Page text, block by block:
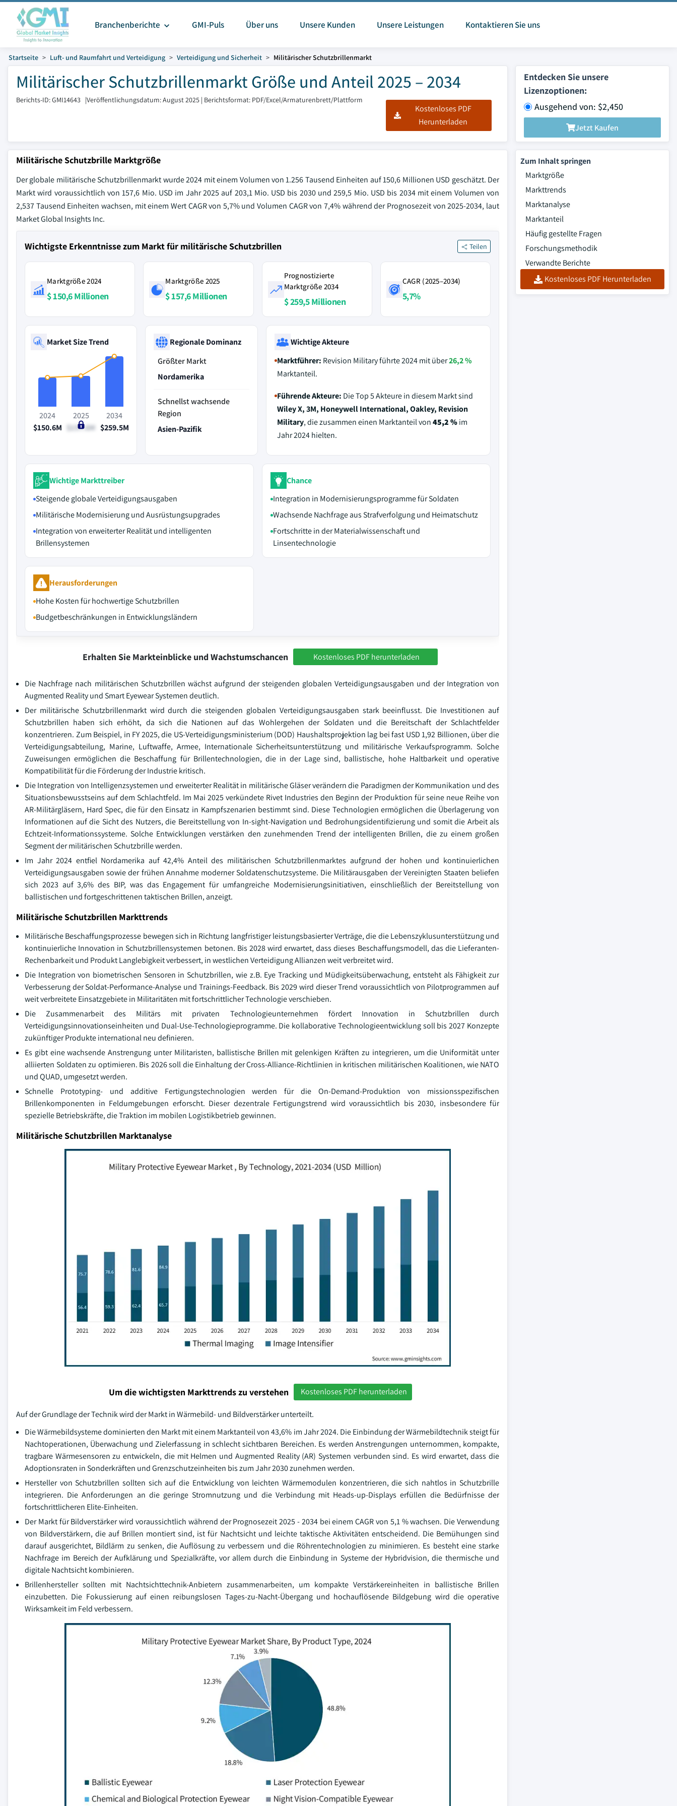
Branchenberichte GMI-Puls Über uns Unsere Kunden Unsere Leistungen Kontaktieren Sie uns
Startseite Luft- und Raumfahrt und Verteidigung Verteidigung und Sicherheit Militärischer Schutzbrillenmarkt
Militärischer Schutzbrillenmarkt Größe und Anteil 2025 – 2034
Berichts-ID: GMI14643 |Veröffentlichungsdatum: August 2025 | Berichtsformat: PDF/Excel/Armaturenbrett/Plattform
Kostenloses PDF
Herunterladen
Entdecken Sie unsere
Lizenzoptionen:
Ausgehend von: $2,450
Jetzt Kaufen
Militärische Schutzbrille Marktgröße
Der globale militärische Schutzbrillenmarkt wurde 2024 mit einem Volumen von 1.256 Tausend Einheiten auf 150,6 Millionen USD geschätzt. Der
Markt wird voraussichtlich von 157,6 Mio. USD im Jahr 2025 auf 203,1 Mio. USD bis 2030 und 259,5 Mio. USD bis 2034 mit einem Volumen von
2,537 Tausend Einheiten wachsen, mit einem Wert CAGR von 5,7% und Volumen CAGR von 7,4% während der Prognosezeit von 2025-2034, laut
Market Global Insights Inc.
Wichtigste Erkenntnisse zum Markt für militärische Schutzbrillen Teilen
Marktgröße 2024
$ 150,6 Millionen
Marktgröße 2025
$ 157,6 Millionen
Prognostizierte
Marktgröße 2034
$ 259,5 Millionen
CAGR (2025–2034)
5,7%
Market Size Trend
2024
$150.6M
2025
$157.6M
2034
$259.5M
Regionale Dominanz
Größter Markt
Nordamerika
Schnellst wachsende
Region
Asien-Pazifik
Wichtige Akteure
Marktführer: Revision Military führte 2024 mit über26,2 %
Marktanteil.
Führende Akteure: Die Top 5 Akteure in diesem Markt sind
Wiley X, 3M, Honeywell International, Oakley, Revision
Military, die zusammen einen Marktanteil von45,2 %im
Jahr 2024 hielten.
Wichtige Markttreiber
Steigende globale Verteidigungsausgaben
Militärische Modernisierung und Ausrüstungsupgrades
Integration von erweiterter Realität und intelligenten
Brillensystemen
Chance
Integration in Modernisierungsprogramme für Soldaten
Wachsende Nachfrage aus Strafverfolgung und Heimatschutz
Fortschritte in der Materialwissenschaft und
Linsentechnologie
Herausforderungen
Hohe Kosten für hochwertige Schutzbrillen
Budgetbeschränkungen in Entwicklungsländern
Erhalten Sie Markteinblicke und Wachstumschancen Kostenloses PDF herunterladen
Die Nachfrage nach militärischen Schutzbrillen wächst aufgrund der steigenden globalen Verteidigungsausgaben und der Integration von
Augmented Reality und Smart Eyewear Systemen deutlich.
Der militärische Schutzbrillenmarkt wird durch die steigenden globalen Verteidigungsausgaben stark beeinflusst. Die Investitionen auf
Schutzbrillen haben sich erhöht, da sich die Nationen auf das Wohlergehen der Soldaten und die Bereitschaft der Schlachtfelder
konzentrieren. Zum Beispiel, in FY 2025, die US-Verteidigungsministerium (DOD) Haushaltsprojektion lag bei fast USD 1,92 Billionen, über die
Verteidigungsabteilung, Marine, Luftwaffe, Armee, Internationale Sicherheitsunterstützung und militärische Verkaufsprogramm. Solche
Zuweisungen ermöglichen die Beschaffung für Brillentechnologien, die in der Lage sind, ballistische, hohe Haltbarkeit und operative
Kompatibilität für die Förderung der Industrie kritisch.
Die Integration von Intelligenzsystemen und erweiterter Realität in militärische Gläser verändern die Paradigmen der Kommunikation und des
Situationsbewusstseins auf dem Schlachtfeld. Im Mai 2025 verkündete Rivet Industries den Beginn der Produktion für seine neue Reihe von
AR-Militärgläsern, Hard Spec, die für den Einsatz in Kampfszenarien bestimmt sind. Diese Technologien ermöglichen die Überlagerung von
Informationen auf die Sicht des Nutzers, die Bereitstellung von In-sight-Navigation und Bedrohungsidentifizierung und somit die Arbeit als
Echtzeit-Informationssysteme. Solche Entwicklungen verstärken den zunehmenden Trend der intelligenten Brillen, die zu einem großen
Segment der militärischen Schutzbrille werden.
Im Jahr 2024 entfiel Nordamerika auf 42,4% Anteil des militärischen Schutzbrillenmarktes aufgrund der hohen und kontinuierlichen
Verteidigungsausgaben sowie der frühen Annahme moderner Soldatenschutzsysteme. Die Militärausgaben der Vereinigten Staaten beliefen
sich 2023 auf 3,6% des BIP, was das Engagement für umfangreiche Modernisierungsinitiativen, einschließlich der Bereitstellung von
ballistischen und fortgeschrittenen taktischen Brillen, anzeigt.
Militärische Schutzbrillen Markttrends
Militärische Beschaffungsprozesse bewegen sich in Richtung langfristiger leistungsbasierter Verträge, die die Lebenszyklusunterstützung und
kontinuierliche Innovation in Schutzbrillensystemen betonen. Bis 2028 wird erwartet, dass dieses Beschaffungsmodell, das die Lieferanten-
Rechenbarkeit und Produkt Langlebigkeit verbessert, in westlichen Verteidigung Allianzen weit verbreitet wird.
Die Integration von biometrischen Sensoren in Schutzbrillen, wie z.B. Eye Tracking und Müdigkeitsüberwachung, entsteht als Fähigkeit zur
Verbesserung der Soldat-Performance-Analyse und Trainings-Feedback. Bis 2029 wird dieser Trend voraussichtlich von Pilotprogrammen auf
weit verbreitete Einsatzgebiete in Militaritäten mit fortschrittlicher Technologie verschieben.
Die Zusammenarbeit des Militärs mit privaten Technologieunternehmen fördert Innovation in Schutzbrillen durch
Verteidigungsinnovationseinheiten und Dual-Use-Technologieprogramme. Die kollaborative Technologieentwicklung soll bis 2027 Konzepte
zukünftiger Produkte international neu definieren.
Es gibt eine wachsende Anstrengung unter Militaristen, ballistische Brillen mit gelenkigen Kräften zu integrieren, um die Uniformität unter
alliierten Soldaten zu optimieren. Bis 2026 soll die Einhaltung der Cross-Alliance-Richtlinien in kritischen militärischen Koalitionen, wie NATO
und QUAD, umgesetzt werden.
Schnelle Prototyping- und additive Fertigungstechnologien werden für die On-Demand-Produktion von missionsspezifischen
Brillenkomponenten in Feldumgebungen erforscht. Dieser dezentrale Fertigungstrend wird voraussichtlich bis 2030, insbesondere für
spezielle Betriebskräfte, die Traktion im mobilen Logistikbetrieb gewinnen.
Militärische Schutzbrillen Marktanalyse
Um die wichtigsten Markttrends zu verstehen Kostenloses PDF herunterladen
Auf der Grundlage der Technik wird der Markt in Wärmebild- und Bildverstärker unterteilt.
Die Wärmebildsysteme dominierten den Markt mit einem Marktanteil von 43,6% im Jahr 2024. Die Einbindung der Wärmebildtechnik steigt für
Nachtoperationen, Überwachung und Zielerfassung in schlecht sichtbaren Bereichen. Es werden Anstrengungen unternommen, kompakte,
tragbare Wärmesensoren zu entwickeln, die mit Helmen und Augmented Reality (AR) Systemen verbunden sind. Es wird erwartet, dass die
Adoptionsraten in Sonderkräften und Grenzschutzeinheiten bis zum Jahr 2030 zunehmen werden.
Hersteller von Schutzbrillen sollten sich auf die Entwicklung von leichten Wärmemodulen konzentrieren, die sich nahtlos in Schutzbrille
integrieren. Die Anforderungen an die geringe Stromnutzung und die Verbindung mit Heads-up-Displays erfüllen die Bedürfnisse der
fortschrittlicheren Elite-Einheiten.
Der Markt für Bildverstärker wird voraussichtlich während der Prognosezeit 2025 - 2034 bei einem CAGR von 5,1 % wachsen. Die Verwendung
von Bildverstärkern, die auf Brillen montiert sind, ist für Nachtsicht und leichte taktische Aktivitäten entscheidend. Die Bemühungen sind
darauf ausgerichtet, Bildlärm zu senken, die Auflösung zu verbessern und die Röhrentechnologien zu minimieren. Es besteht eine starke
Nachfrage im Bereich der Aufklärung und Spezialkräfte, vor allem durch die Einbindung in Systeme der Hybridvision, die thermische und
digitale Nachtsicht kombinieren.
Brillenhersteller sollten mit Nachtsichttechnik-Anbietern zusammenarbeiten, um kompakte Verstärkereinheiten in ballistische Brillen
einzubetten. Die Fokussierung auf einen reibungslosen Tages-zu-Nacht-Übergang und hochauflösende Bildgebung wird die operative
Wirksamkeit im Feld verbessern.
Zum Inhalt springen
Marktgröße
Markttrends
Marktanalyse
Marktanteil
Häufig gestellte Fragen
Forschungsmethodik
Verwandte Berichte
Kostenloses PDF Herunterladen